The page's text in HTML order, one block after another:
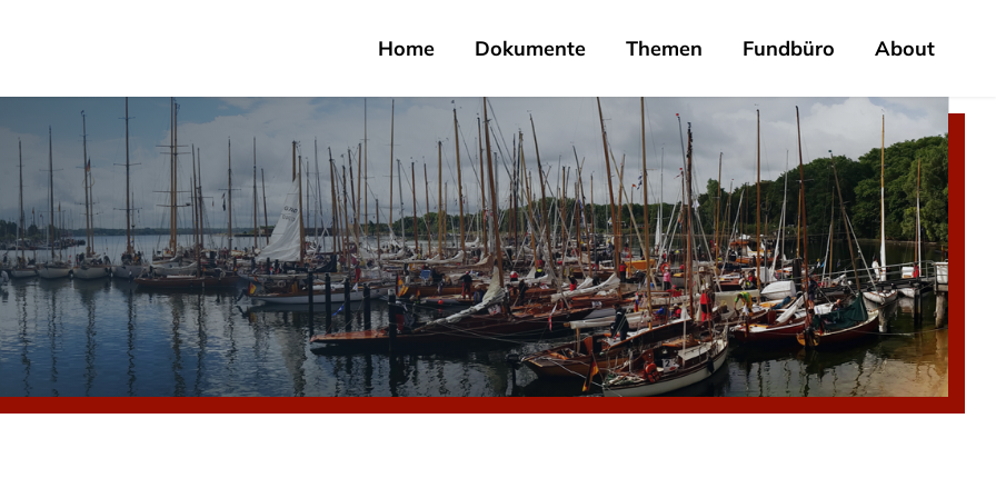
Home Dokumente Themen Fundbüro About